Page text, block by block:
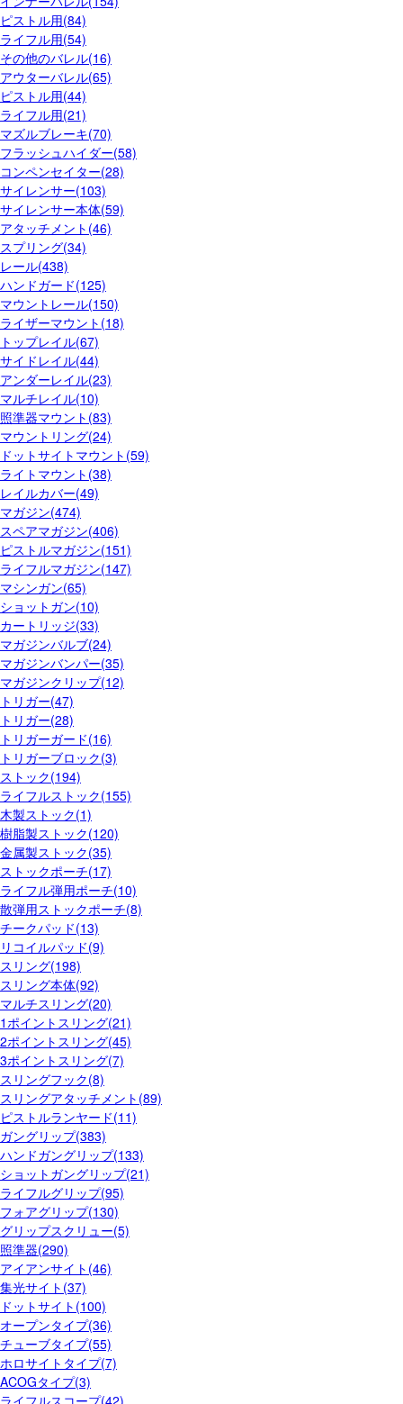
ピストル用(84)
ライフル用(54)
その他のバレル(16)
アウターバレル(65)
ピストル用(44)
ライフル用(21)
マズルブレーキ(70)
フラッシュハイダー(58)
コンペンセイター(28)
サイレンサー(103)
サイレンサー本体(59)
アタッチメント(46)
スプリング(34)
レール(438)
ハンドガード(125)
マウントレール(150)
ライザーマウント(18)
トップレイル(67)
サイドレイル(44)
アンダーレイル(23)
マルチレイル(10)
照準器マウント(83)
マウントリング(24)
ドットサイトマウント(59)
ライトマウント(38)
レイルカバー(49)
マガジン(474)
スペアマガジン(406)
ピストルマガジン(151)
ライフルマガジン(147)
マシンガン(65)
ショットガン(10)
カートリッジ(33)
マガジンバルブ(24)
マガジンバンパー(35)
マガジンクリップ(12)
トリガー(47)
トリガー(28)
トリガーガード(16)
トリガーブロック(3)
ストック(194)
ライフルストック(155)
木製ストック(1)
樹脂製ストック(120)
金属製ストック(35)
ストックポーチ(17)
ライフル弾用ポーチ(10)
散弾用ストックポーチ(8)
チークパッド(13)
リコイルパッド(9)
スリング(198)
スリング本体(92)
マルチスリング(20)
1ポイントスリング(21)
2ポイントスリング(45)
3ポイントスリング(7)
スリングフック(8)
スリングアタッチメント(89)
ピストルランヤード(11)
ガングリップ(383)
ハンドガングリップ(133)
ショットガングリップ(21)
ライフルグリップ(95)
フォアグリップ(130)
グリップスクリュー(5)
照準器(290)
アイアンサイト(46)
集光サイト(37)
ドットサイト(100)
オープンタイプ(36)
チューブタイプ(55)
ホロサイトタイプ(7)
ACOGタイプ(3)